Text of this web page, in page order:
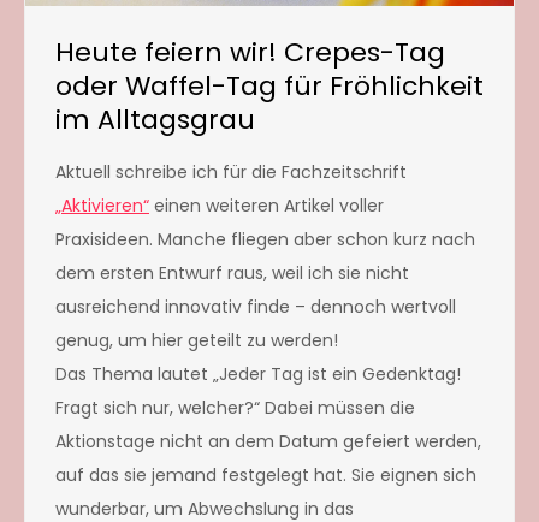
Heute feiern wir! Crepes-Tag
oder Waffel-Tag für Fröhlichkeit
im Alltagsgrau
Aktuell schreibe ich für die Fachzeitschrift
„Aktivieren“ einen weiteren Artikel voller
Praxisideen. Manche fliegen aber schon kurz nach
dem ersten Entwurf raus, weil ich sie nicht
ausreichend innovativ finde – dennoch wertvoll
genug, um hier geteilt zu werden!
Das Thema lautet „Jeder Tag ist ein Gedenktag!
Fragt sich nur, welcher?“ Dabei müssen die
Aktionstage nicht an dem Datum gefeiert werden,
auf das sie jemand festgelegt hat. Sie eignen sich
wunderbar, um Abwechslung in das